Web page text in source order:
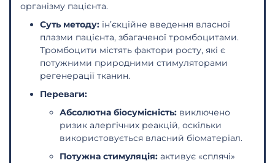
організму пацієнта.
Суть методу: ін’єкційне введення власної
плазми пацієнта, збагаченої тромбоцитами.
Тромбоцити містять фактори росту, які є
потужними природними стимуляторами
регенерації тканин.
Переваги:
Абсолютна біосумісність: виключено
ризик алергічних реакцій, оскільки
використовується власний біоматеріал.
Потужна стимуляція: активує «сплячі»